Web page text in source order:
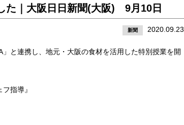
た｜大阪日日新聞(大阪) 9月10日
新聞 2020.09.23
と連携し、地元・大阪の食材を活用した特別授業を開
指導』